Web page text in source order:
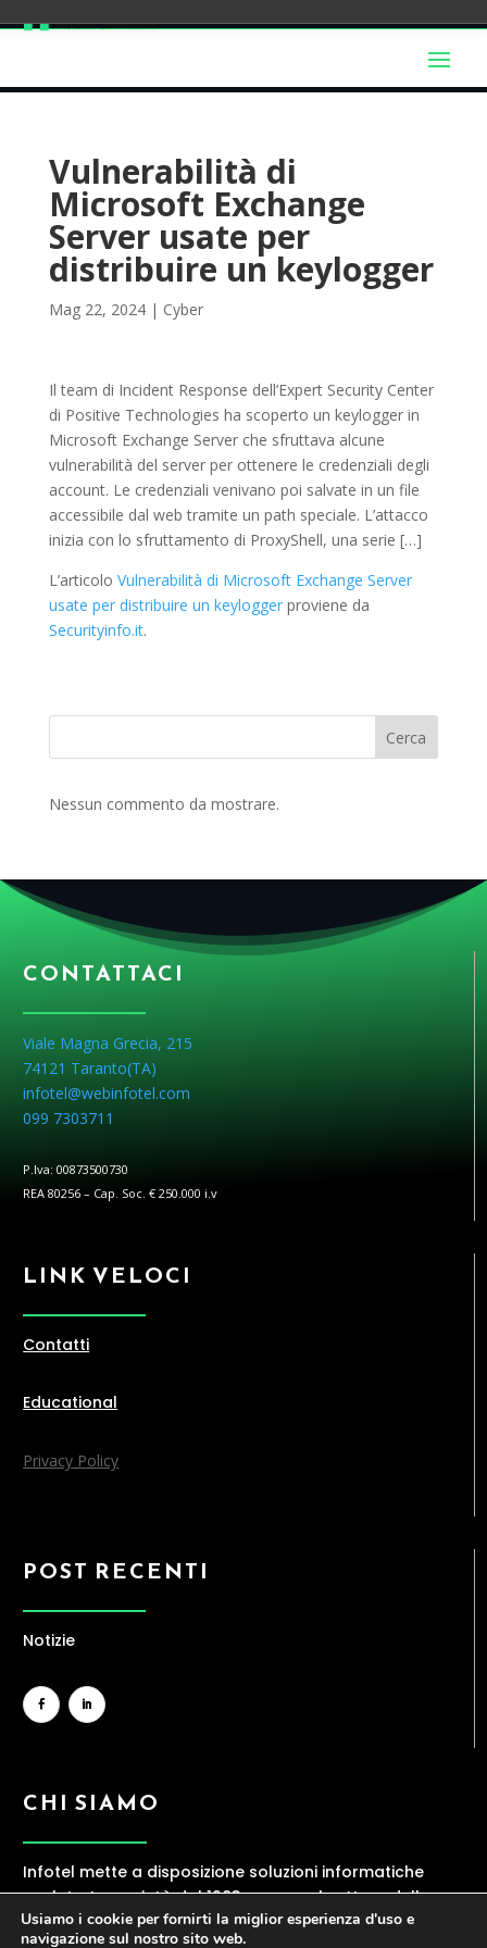
Vulnerabilità di
Microsoft Exchange
Server usate per
distribuire un keylogger
Mag 22, 2024| Cyber
Il team di Incident Response dell’Expert Security Center
di Positive Technologies ha scoperto un keylogger in
Microsoft Exchange Server che sfruttava alcune
vulnerabilità del server per ottenere le credenziali degli
account. Le credenziali venivano poi salvate in un file
accessibile dal web tramite un path speciale. L’attacco
inizia con lo sfruttamento di ProxyShell, una serie […]
L’articolo Vulnerabilità di Microsoft Exchange Server
usate per distribuire un keyloggerproviene da
Securityinfo.it.
Cerca
Nessun commento da mostrare.
CONTATTACI
Viale Magna Grecia, 215
74121 Taranto(TA)
infotel@webinfotel.com
099 7303711
P.Iva: 00873500730
REA 80256 – Cap. Soc. € 250.000 i.v
LINK VELOCI
Contatti
Educational
Privacy Policy
POST RECENTI
Notizie
CHI SIAMO
Infotel mette a disposizione soluzioni informatiche
evolute. La società dal 1983 opera nel settore della
ICT, offrendo una gamma ampia di servizi
Usiamo i cookie per fornirti la miglior esperienza d'uso e
navigazione sul nostro sito web.